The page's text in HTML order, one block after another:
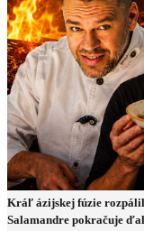
Kráľ ázijskej fúzie
Salamandre pokračuje